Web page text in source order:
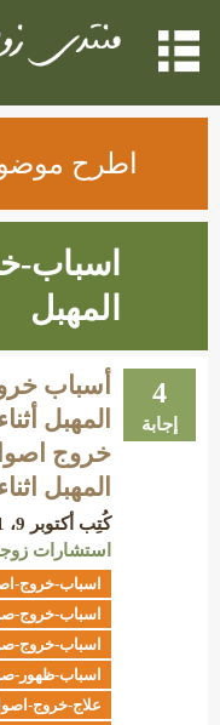
اطرح
المهبل
4
إجابة
أسباب
المهبل
خروج
المهبل
كُتِب أكتوبر 9، 2021
استشارات
اسباب-خروج-
اسباب-خروج-
اسباب-خروج-
اسباب-ظهور-
علاج-خروج-